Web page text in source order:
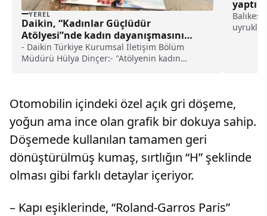
YEREL
Daikin, “Kadınlar Güçlüdür
Atölyesi”nde kadın dayanışmasını
vurguladı haberi
- Daikin Türkiye Kurumsal İletişim Bölüm
Müdürü Hülya Dinçer:- "Atölyenin kadın
uyruklu
Otomobilin içindeki özel açık gri döşeme,
yoğun ama ince olan grafik bir dokuya sahip.
Döşemede kullanılan tamamen geri
dönüştürülmüş kumaş, sırtlığın “H” şeklinde
olması gibi farklı detaylar içeriyor.
– Kapı eşiklerinde, “Roland-Garros Paris”